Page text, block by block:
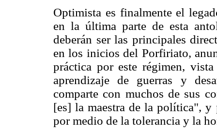
Optimista es finalmente el
en la última parte de esta
deberán ser las principales
en los inicios del Porfiriato,
práctica por este régimen,
aprendizaje de guerras y
comparte con muchos de sus
[es] la maestra de la política", y
por medio de la tolerancia y la